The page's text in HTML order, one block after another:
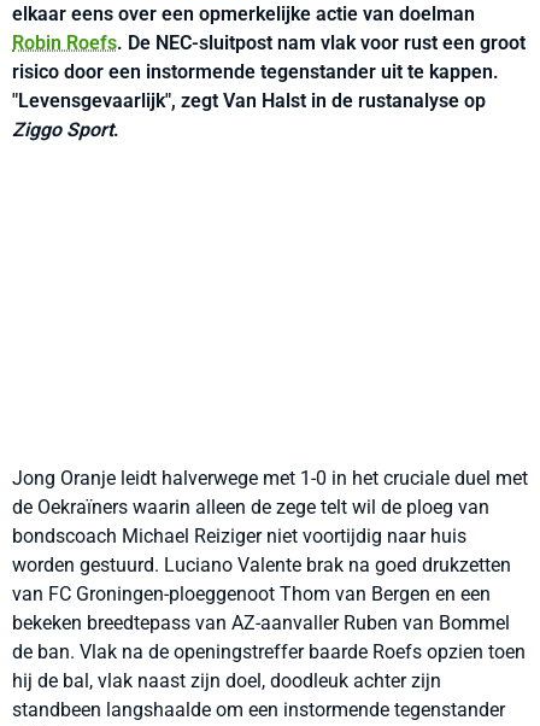
elkaar eens over een opmerkelijke actie van doelman
Robin Roefs. De NEC-sluitpost nam vlak voor rust een groot
risico door een instormende tegenstander uit te kappen.
"Levensgevaarlijk", zegt Van Halst in de rustanalyse op
Ziggo Sport.
Jong Oranje leidt halverwege met 1-0 in het cruciale duel met
de Oekraïners waarin alleen de zege telt wil de ploeg van
bondscoach Michael Reiziger niet voortijdig naar huis
worden gestuurd. Luciano Valente brak na goed drukzetten
van FC Groningen-ploeggenoot Thom van Bergen en een
bekeken breedtepass van AZ-aanvaller Ruben van Bommel
de ban. Vlak na de openingstreffer baarde Roefs opzien toen
hij de bal, vlak naast zijn doel, doodleuk achter zijn
standbeen langshaalde om een instormende tegenstander